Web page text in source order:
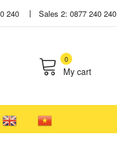
240 Sales 2: 0877 240 240
0
My cart